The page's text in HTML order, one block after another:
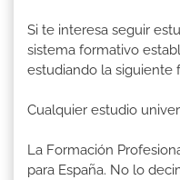
Si te interesa seguir
sistema formativo
estudiando la siguiente
Cualquier estudio
La Formación
para España. No lo